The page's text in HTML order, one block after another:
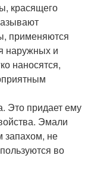
красящего
применяются
наружных и
наносятся,
Это придает ему
Эмали
запахом, не
во